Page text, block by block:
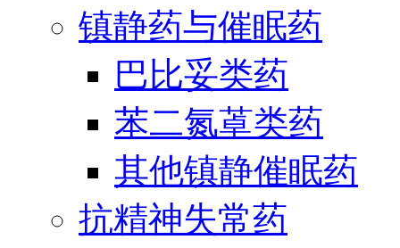
镇静药与催眠药
巴比妥类药
苯二氮䓬类药
其他镇静催眠药
抗精神失常药